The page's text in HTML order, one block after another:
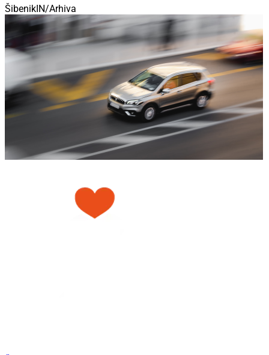
ŠibenikIN/Arhiva